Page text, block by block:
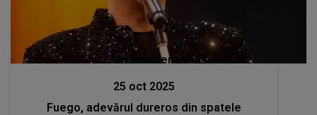
Stiri mondene
25 oct 2025
Fuego, adevărul dureros din spatele